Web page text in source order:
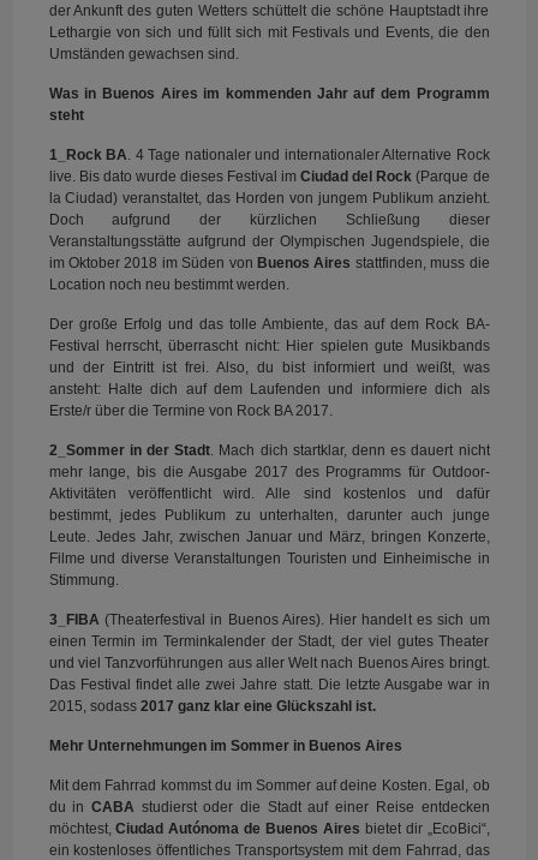
der Ankunft des guten Wetters schüttelt die schöne Hauptstadt ihre
Lethargie von sich und füllt sich mit Festivals und Events, die den
Umständen gewachsen sind.
Was in Buenos Aires im kommenden Jahr auf dem Programm
steht
1_Rock BA . 4 Tage nationaler und internationaler Alternative Rock
live. Bis dato wurde dieses Festival imCiudad del Rock (Parque de
la Ciudad) veranstaltet, das Horden von jungem Publikum anzieht.
Doch aufgrund der kürzlichen Schließung dieser
Veranstaltungsstätte aufgrund der Olympischen Jugendspiele, die
im Oktober 2018 im Süden von Buenos Aires stattfinden, muss die
Location noch neu bestimmt werden.
Der große Erfolg und das tolle Ambiente, das auf dem Rock BA-
Festival herrscht, überrascht nicht: Hier spielen gute Musikbands
und der Eintritt ist frei. Also, du bist informiert und weißt, was
ansteht: Halte dich auf dem Laufenden und informiere dich als
Erste/r über die Termine von Rock BA 2017.
2_Sommer in der Stadt . Mach dich startklar, denn es dauert nicht
mehr lange, bis die Ausgabe 2017 des Programms für Outdoor-
Aktivitäten veröffentlicht wird. Alle sind kostenlos und dafür
bestimmt, jedes Publikum zu unterhalten, darunter auch junge
Leute. Jedes Jahr, zwischen Januar und März, bringen Konzerte,
Filme und diverse Veranstaltungen Touristen und Einheimische in
Stimmung.
3_FIBA (Theaterfestival in Buenos Aires). Hier handelt es sich um
einen Termin im Terminkalender der Stadt, der viel gutes Theater
und viel Tanzvorführungen aus aller Welt nach Buenos Aires bringt.
Das Festival findet alle zwei Jahre statt. Die letzte Ausgabe war in
2015, sodass 2017 ganz klar eine Glückszahl ist.
Mehr Unternehmungen im Sommer in Buenos Aires
Mit dem Fahrrad kommst du im Sommer auf deine Kosten. Egal, ob
du in CABA studierst oder die Stadt auf einer Reise entdecken
möchtest,Ciudad Autónoma de Buenos Aires bietet dir „EcoBici“,
ein kostenloses öffentliches Transportsystem mit dem Fahrrad, das